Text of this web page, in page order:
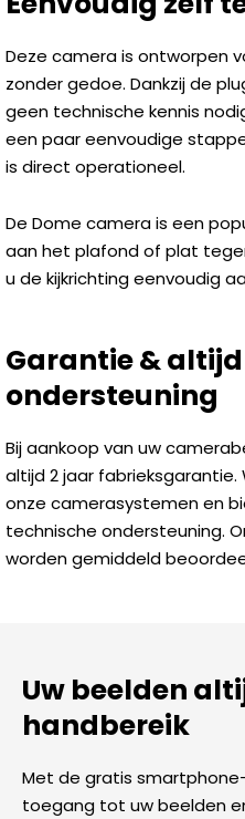
Deze camera is ontworpen
zonder gedoe. Dankzij de
geen technische kennis
een paar eenvoudige
is direct operationeel.
De Dome camera is een
aan het plafond of plat
u de kijkrichting eenvoudig
Garantie &
ondersteuning
Bij aankoop van uw
altijd 2 jaar
onze camerasystemen en
technische ondersteuning.
worden gemiddeld
Uw beelden
handbereik
Met de gratis
toegang tot uw beelden